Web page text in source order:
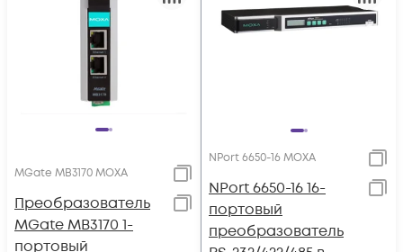
MGate MB3170 MOXA
Преобразователь
MGate MB3170 1-
портовый
NPort 6650-16 MOXA
NPort 6650-16 16-
портовый
преобразователь